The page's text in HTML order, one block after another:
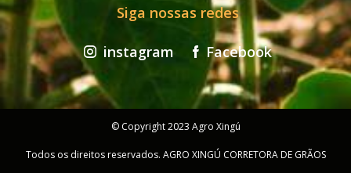
Siga nossas redes
instagram Facebook
© Copyright 2023 Agro Xingú
Todos os direitos reservados. AGRO XINGÚ CORRETORA DE GRÃOS